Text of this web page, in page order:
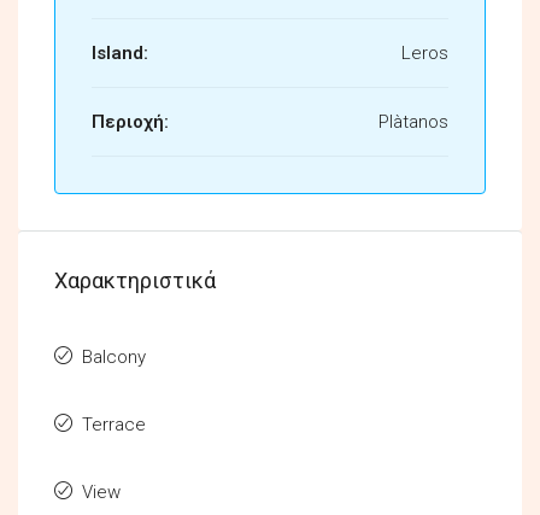
Island: Leros
Περιοχή: Plàtanos
Χαρακτηριστικά
Balcony
Terrace
View